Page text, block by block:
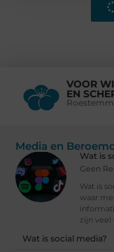
VOOR
EN
Media en
Wat is
Geen
Wat is
waar
zijn veel
Wat is social media?